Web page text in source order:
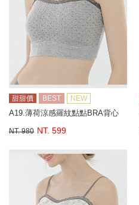
甜甜價 BEST NEW
A19.薄荷涼感羅紋點點BRA背心
NT. 980 NT. 599